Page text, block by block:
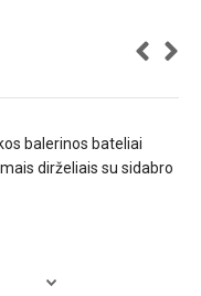
balerinos bateliai
dirželiais su sidabro